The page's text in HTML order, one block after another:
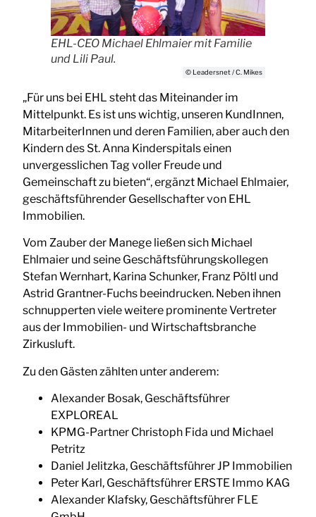
EHL-CEO Michael Ehlmaier mit Familie
und Lili Paul.
© Leadersnet / C. Mikes
„Für uns bei EHL steht das Miteinander im
Mittelpunkt. Es ist uns wichtig, unseren KundInnen,
MitarbeiterInnen und deren Familien, aber auch den
Kindern des St. Anna Kinderspitals einen
unvergesslichen Tag voller Freude und
Gemeinschaft zu bieten“, ergänzt Michael Ehlmaier,
geschäftsführender Gesellschafter von EHL
Immobilien.
Vom Zauber der Manege ließen sich Michael
Ehlmaier und seine Geschäftsführungskollegen
Stefan Wernhart, Karina Schunker, Franz Pöltl und
Astrid Grantner-Fuchs beeindrucken. Neben ihnen
schnupperten viele weitere prominente Vertreter
aus der Immobilien- und Wirtschaftsbranche
Zirkusluft.
Zu den Gästen zählten unter anderem:
Alexander Bosak, Geschäftsführer
EXPLOREAL
KPMG-Partner Christoph Fida und Michael
Petritz
Daniel Jelitzka, Geschäftsführer JP Immobilien
Peter Karl, Geschäftsführer ERSTE Immo KAG
Alexander Klafsky, Geschäftsführer FLE